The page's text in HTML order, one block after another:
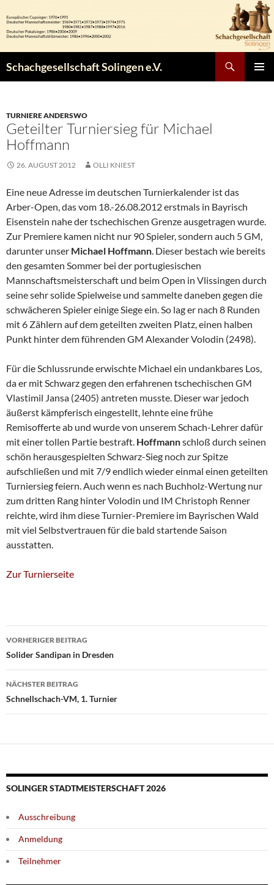
Inhalt
springen
Schachgesellschaft Solingen e.V.
TURNIERE ANDERSWO
Geteilter Turniersieg für Michael
Hoffmann
26. AUGUST 2012 OLLI KNIEST
Eine neue Adresse im deutschen Turnierkalender ist das
Arber-Open, das vom 18.-26.08.2012 erstmals in Bayrisch
Eisenstein nahe der tschechischen Grenze ausgetragen wurde.
Zur Premiere kamen nicht nur 90 Spieler, sondern auch 5 GM,
darunter unser Michael Hoffmann. Dieser bestach wie bereits
den gesamten Sommer bei der portugiesischen
Mannschaftsmeisterschaft und beim Open in Vlissingen durch
seine sehr solide Spielweise und sammelte daneben gegen die
schwächeren Spieler einige Siege ein. So lag er nach 8 Runden
mit 6 Zählern auf dem geteilten zweiten Platz, einen halben
Punkt hinter dem führenden GM Alexander Volodin (2498).
Für die Schlussrunde erwischte Michael ein undankbares Los,
da er mit Schwarz gegen den erfahrenen tschechischen GM
Vlastimil Jansa (2405) antreten musste. Dieser war jedoch
äußerst kämpferisch eingestellt, lehnte eine frühe
Remisofferte ab und wurde von unserem Schach-Lehrer dafür
mit einer tollen Partie bestraft. Hoffmannschloß durch seinen
schön herausgespielten Schwarz-Sieg noch zur Spitze
aufschließen und mit 7/9 endlich wieder einmal einen geteilten
Turniersieg feiern. Auch wenn es nach Buchholz-Wertung nur
zum dritten Rang hinter Volodin und IM Christoph Renner
reichte, wird ihm diese Turnier-Premiere im Bayrischen Wald
mit viel Selbstvertrauen für die bald startende Saison
ausstatten.
Zur Turnierseite
Beitragsnavigation
VORHERIGER BEITRAG
Solider Sandipan in Dresden
NÄCHSTER BEITRAG
Schnellschach-VM, 1. Turnier
SOLINGER STADTMEISTERSCHAFT 2026
Ausschreibung
Anmeldung
Teilnehmer